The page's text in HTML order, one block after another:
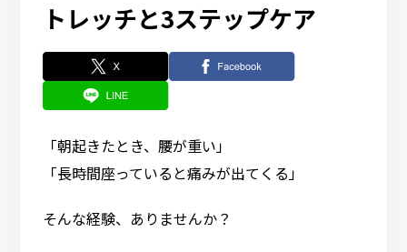
トレッチと3ステップケア
「朝起きたとき、腰が重い」
「長時間座っていると痛みが出てくる」
そんな経験、ありませんか？